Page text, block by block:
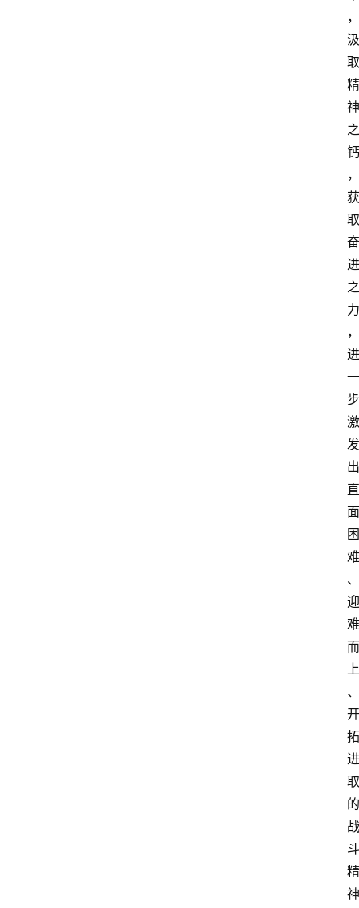
，
汲
取
精
神
之
钙
，
获
取
奋
进
之
力
，
进
一
步
激
发
出
直
面
困
难
、
迎
难
而
上
、
开
拓
进
取
的
战
斗
精
神